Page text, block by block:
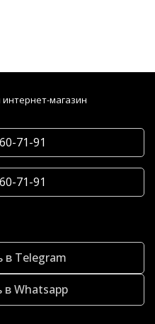
магазин
71-91
71-91
в Telegram
в Whatsapp